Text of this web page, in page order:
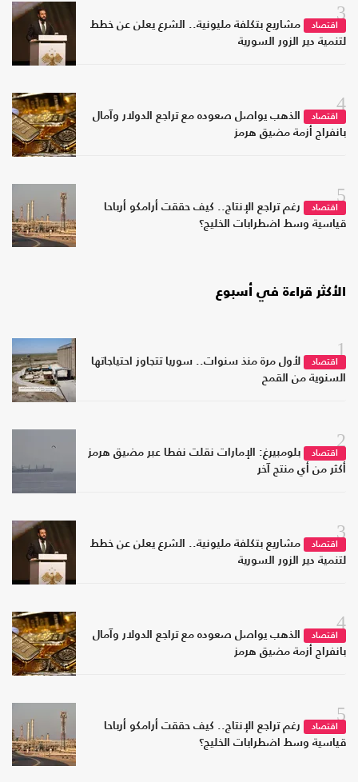
3
اقتصاد
مشاريع بتكلفة مليونية.. الشرع يعلن عن خطط
لتنمية دير الزور السورية
4
اقتصاد
الذهب يواصل صعوده مع تراجع الدولار وآمال
بانفراج أزمة مضيق هرمز
5
اقتصاد
رغم تراجع الإنتاج.. كيف حققت أرامكو أرباحا
قياسية وسط اضطرابات الخليج؟
الأكثر قراءة في أسبوع
1
اقتصاد
لأول مرة منذ سنوات.. سوريا تتجاوز احتياجاتها
السنوية من القمح
2
اقتصاد
بلومبيرغ: الإمارات نقلت نفطا عبر مضيق هرمز
أكثر من أي منتج آخر
3
اقتصاد
مشاريع بتكلفة مليونية.. الشرع يعلن عن خطط
لتنمية دير الزور السورية
4
اقتصاد
الذهب يواصل صعوده مع تراجع الدولار وآمال
بانفراج أزمة مضيق هرمز
5
اقتصاد
رغم تراجع الإنتاج.. كيف حققت أرامكو أرباحا
قياسية وسط اضطرابات الخليج؟